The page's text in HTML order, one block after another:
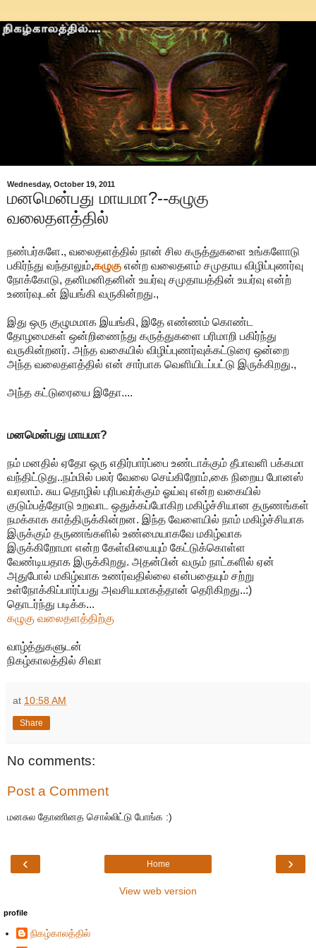
Wednesday, October 19, 2011
மனமென்பது மாயமா?--கழுகு
வலைதளத்தில்
நண்பர்களே., வலைதளத்தில் நான் சில கருத்துகளை உங்களோடு
பகிர்ந்து வந்தாலும்,கழுகு என்ற வலைதளம் சமுதாய விழிப்புணர்வு
நோக்கோடு, தனிமனிதனின் உயர்வு சமுதாயத்தின் உயர்வு என்ற்
உணர்வுடன் இயங்கி வருகின்றது.,
இது ஒரு குழுமமாக இயங்கி, இதே எண்ணம் கொண்ட
தோழமைகள் ஒன்றிணைந்து கருத்துகளை பரிமாறி பகிர்ந்து
வருகின்றனர். அந்த வகையில் விழிப்புணர்வுக்கட்டுரை ஒன்றை
அந்த வலைதளத்தில் என் சார்பாக வெளியிடப்பட்டு இருக்கிறது.,
அந்த கட்டுரையை இதோ....
மனமென்பது மாயமா?
நம் மனதில் ஏதோ ஒரு எதிர்பார்ப்பை உண்டாக்கும் தீபாவளி பக்கமா
வந்திட்டுது..நம்மில் பலர் வேலை செய்கிறோம்,கை நிறைய போனஸ்
வரலாம். சுய தொழில் புரிபவர்க்கும் ஓய்வு என்ற வகையில்
குடும்பத்தோடு உறவாட ஒதுக்கப்போகிற மகிழ்ச்சியான தருணங்கள்
நமக்காக காத்திருக்கின்றன. இந்த வேளையில் நாம் மகிழ்ச்சியாக
இருக்கும் தருணங்களில் உண்மையாகவே மகிழ்வாக
இருக்கிறோமா என்ற கேள்வியையும் கேட்டுக்கொள்ள
வேண்டியதாக இருக்கிறது. அதன்பின் வரும் நாட்களில் ஏன்
அதுபோல் மகிழ்வாக உணர்வதில்லை என்பதையும் சற்று
உள்நோக்கிப்பார்ப்பது அவசியமாகத்தான் தெரிகிறது..:)
தொடர்ந்து படிக்க...
கழுகு வலைதளத்திற்கு
வாழ்த்துகளுடன்
நிகழ்காலத்தில் சிவா
at 10:58 AM
Share
No comments:
Post a Comment
மனசுல தோணினத சொல்லிட்டு போங்க :)
‹ ›
Home
View web version
profile
நிகழ்காலத்தில்